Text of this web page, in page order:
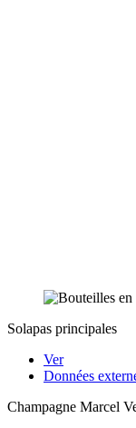
Solapas principales
Ver
Données
Champagne Marcel